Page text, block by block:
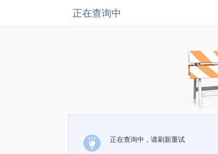
正在查询中
正在查询中，请刷新重试